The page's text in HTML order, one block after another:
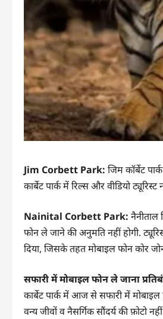
Jim Corbett Park: जिम कॉर्बेट
कार्बेट पार्क में रिल्स और वीडियो ट्यूरिस्ट
Nainital Corbett Park: नैनीताल
फोन ले जाने की अनुमति नहीं होगी.
दिया, जिसके तहत मोबाइल फोन कोर
सफारी में मोबाइल फोन ले जाना
कार्बेट पार्क में आज से सफारी में
वन्य जीवों व नैसर्गिक सौंदर्य की फ़ोटो